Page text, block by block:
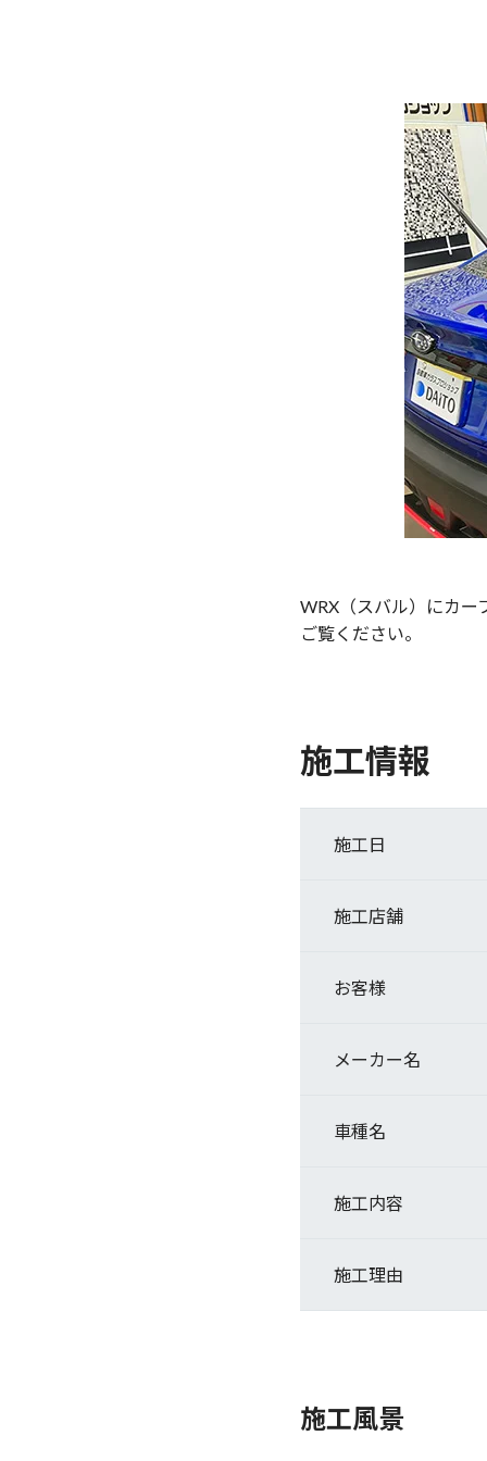
WRX（スバル）にカー
ご覧ください。
施工情報
施工日
施工店舗
お客様
メーカー名
車種名
施工内容
施工理由
施工風景